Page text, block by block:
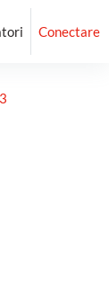
Conectare